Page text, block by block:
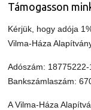
Támogasson
Kérjük, hogy adója
Vilma-Háza
Adószám:
Bankszámlaszám:
A Vilma-Háza